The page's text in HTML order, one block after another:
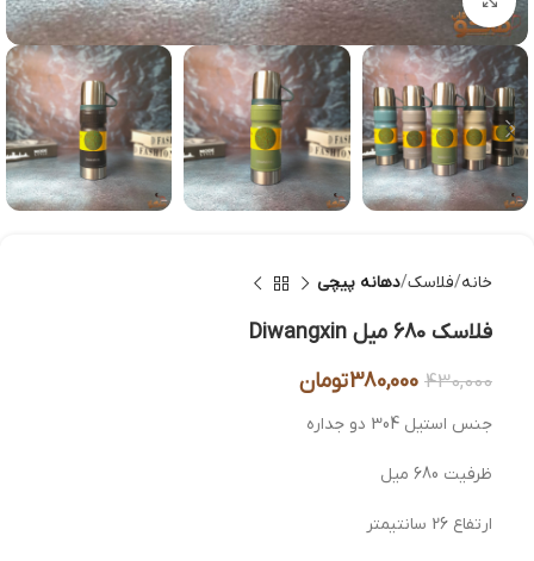
خانه فلاسک دهانه پیچی
فلاسک 680 میل Diwangxin
430,000
380,000تومان
جنس استیل 304 دو جداره
ظرفیت 680 میل
ارتفاع 26 سانتیمتر